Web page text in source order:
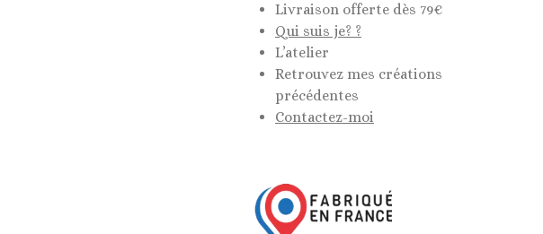
Livraison offerte dès 79€
Qui suis je? ?
L’atelier
Retrouvez mes créations
précédentes
Contactez-moi